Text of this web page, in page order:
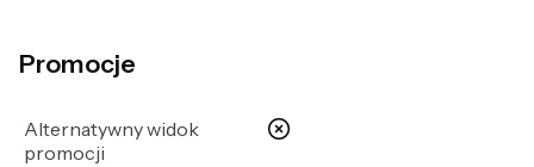
Promocje
Alternatywny widok
promocji
nie